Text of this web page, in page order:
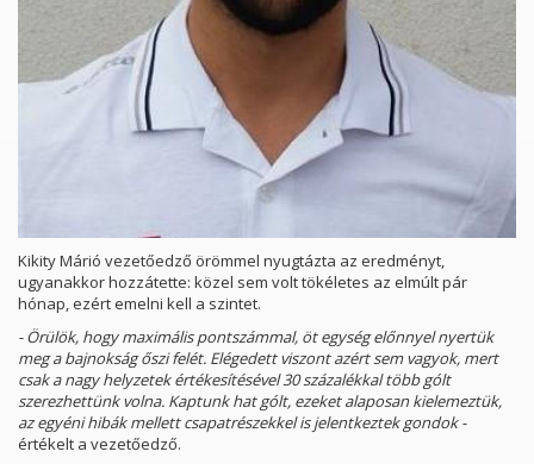
Kikity Márió vezetőedző örömmel nyugtázta az eredményt,
ugyanakkor hozzátette: közel sem volt tökéletes az elmúlt pár
hónap, ezért emelni kell a szintet.
- Örülök, hogy maximális pontszámmal, öt egység előnnyel nyertük
meg a bajnokság őszi felét. Elégedett viszont azért sem vagyok, mert
csak a nagy helyzetek értékesítésével 30 százalékkal több gólt
szerezhettünk volna. Kaptunk hat gólt, ezeket alaposan kielemeztük,
az egyéni hibák mellett csapatrészekkel is jelentkeztek gondok -
értékelt a vezetőedző.